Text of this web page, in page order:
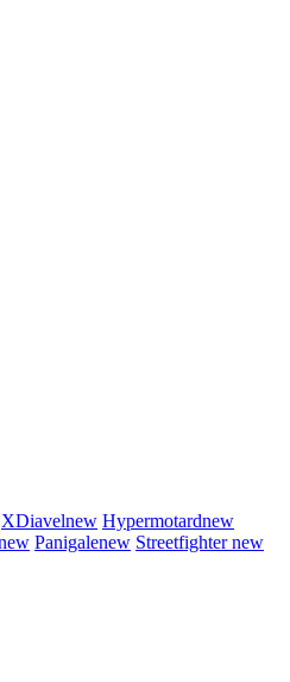
XDiavelnew Hypermotardnew
Panigalenew Streetfighternew